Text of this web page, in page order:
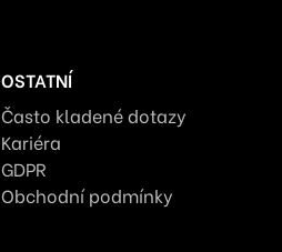
OSTATNÍ
Často kladené dotazy
Kariéra
GDPR
Obchodní podmínky